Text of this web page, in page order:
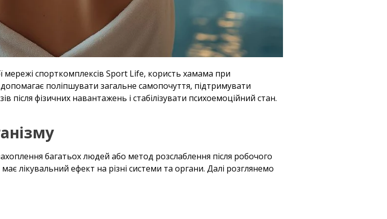
мережі спорткомплексів Sport Life, користь хамама при
поліпшувати загальне самопочуття, підтримувати
фізичних навантажень і стабілізувати психоемоційний стан.
багатьох людей або метод розслаблення після робочого
лікувальний ефект на різні системи та органи. Далі розглянемо